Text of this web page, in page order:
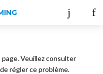
Veuillez consulter
régler ce problème.